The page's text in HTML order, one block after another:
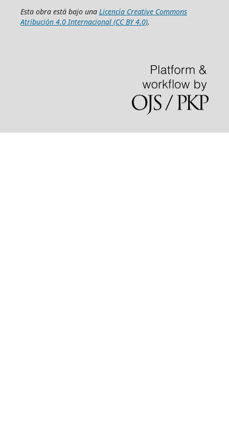
Esta obra está bajo una Licencia Creative Commons
Atribución 4.0 Internacional (CC BY 4.0).